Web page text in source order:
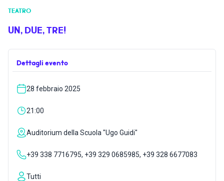
NOTIZIE
OSPITALITÀ
VILLA BERTELLI
WEBCAM
TEATRO
UN, DUE, TRE!
Dettagli evento
28 febbraio 2025
21:00
Auditorium della Scuola "Ugo Guidi"
+39 338 7716795, +39 329 0685985, +39 328 6677083
Tutti